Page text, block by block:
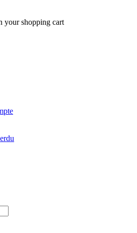
your shopping cart